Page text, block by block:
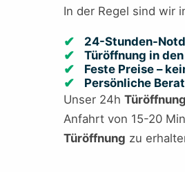
In der Regel sind wir
24-Stunden-
Türöffnung in
Feste Preise –
Persönliche
Unser 24h
Anfahrt von 15-20
Türöffnung zu